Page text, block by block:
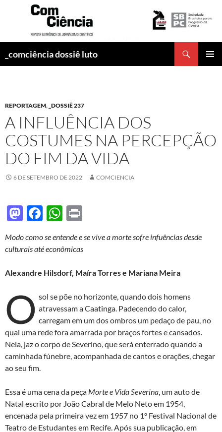
_comciência dossiê luto
REPORTAGEM, _DOSSIÊ 237
A INFLUÊNCIA DOS
COSTUMES NA PERCEPÇÃO
DO FIM DA VIDA
6 DE SETEMBRO DE 2022 COMCIENCIA
M
to
o
n
F
e
o
o
k
W
at
A
p
p
nt
Modo como se entende e se vive a morte sofre infuências desde
culturais até econômicas
Alexandre Hilsdorf, Maíra Torres e Mariana Meira
O sol se põe no horizonte, quando dois homens
atravessam a Caatinga. Padecendo do calor,
carregam em um dos ombros um pedaço de pau, no
qual uma rede fora amarrada por braços fortes e cansados.
Nela, jaz o corpo de Severino, que será enterrado quando a
caminhada fúnebre, acompanhada de cantos e orações, chegar
ao seu fim.
Essa é uma cena da peça Morte e Vida Severina, um auto de
Natal escrito por João Cabral de Melo Neto em 1954,
encenada pela primeira vez em 1957 no 1º Festival Nacional de
Teatro de Estudantes em Recife. Após sua publicação, em